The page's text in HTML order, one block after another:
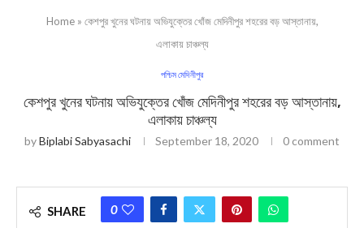
Home» কেশপুর খুনের ঘটনায় অভিযুক্তের খোঁজ মেদিনীপুর শহরের বড় আস্তানায়,
এলাকায় চাঞ্চল্য
পশ্চিম মেদিনীপুর
কেশপুর খুনের ঘটনায় অভিযুক্তের খোঁজ মেদিনীপুর শহরের বড় আস্তানায়,
এলাকায় চাঞ্চল্য
byBiplabi Sabyasachi September 18, 2020 0 comment
SHARE 0